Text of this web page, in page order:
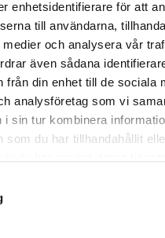
enhetsidentifierare för att
till användarna,
och analysera vår
även sådana
från din enhet till de sociala
analysföretag som vi
i sin tur kombinera
som du har tillhandahållit
i ditt varuhus inom 2 timmar! För
tjänsten och våra villkor.
LÄS MER
kunder